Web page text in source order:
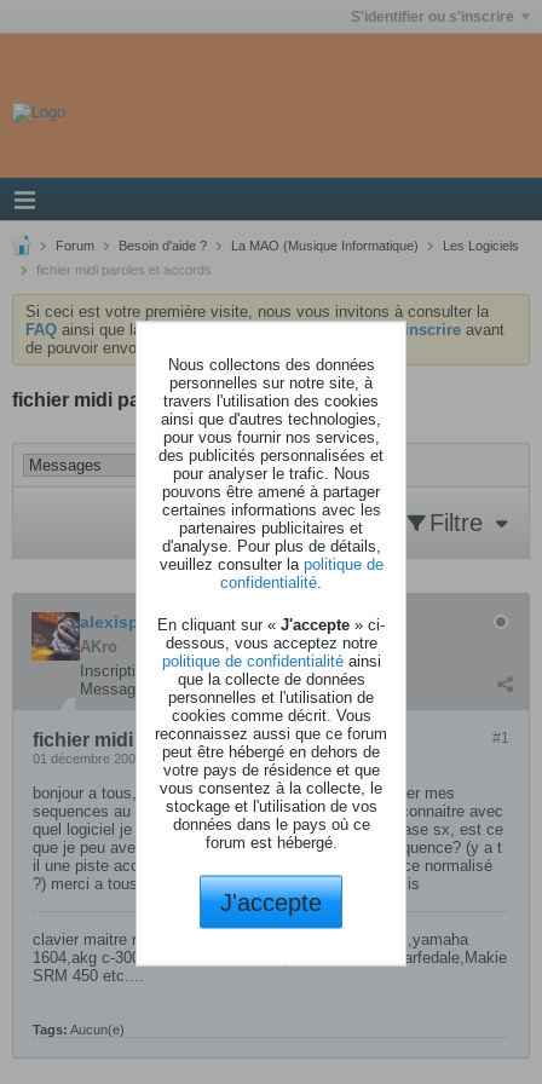
S'identifier ou s'inscrire
Forum Besoin d'aide ? La MAO (Musique Informatique)
Les Logiciels
fichier midi paroles et accords
Si ceci est votre première visite, nous vous invitons à consulter la
FAQ ainsi que la inscrire avant
de pouvoir envoyer des messages.
fichier midi paroles et accords
Filtre
alexispa1x
AKro
Inscription:
janvier 2004
Messages:
483
#1
fichier midi paroles et accords
01 décembre 2007, 18h17
bonjour a tous, je vais me lancer(bientôt !!) a completer mes
sequences au niveau paroles et accords. J'aimerais connaitre avec
quel logiciel je peu faire cela (pour le moment j'ai cubase sx, est ce
que je peu avec lui) et quel est le principe,dans la sequence? (y a t
il une piste accord,une piste paroles, quel canal, est ce normalisé
?) merci a tous pour ce grand coup de mains. a+ alexis
clavier maitre roland A37,Korg Pa3x PRO ,Cubase sx,yamaha
1604,akg c-3000b,sheneiser ew15,system ecoute wharfedale,Makie
SRM 450 etc....
Tags: Aucun(e)
Nous collectons des données
personnelles sur notre site, à
travers l'utilisation des cookies
ainsi que d'autres technologies,
pour vous fournir nos services,
des publicités personnalisées et
pour analyser le trafic. Nous
pouvons être amené à partager
certaines informations avec les
partenaires publicitaires et
d'analyse. Pour plus de détails,
veuillez consulter la politique de
confidentialité
En cliquant sur « J'accepte » ci-
dessous, vous acceptez notre
politique de confidentialitéainsi
que la collecte de données
personnelles et l'utilisation de
cookies comme décrit. Vous
reconnaissez aussi que ce forum
peut être hébergé en dehors de
votre pays de résidence et que
vous consentez à la collecte, le
stockage et l'utilisation de vos
données dans le pays où ce
forum est hébergé.
J'accepte